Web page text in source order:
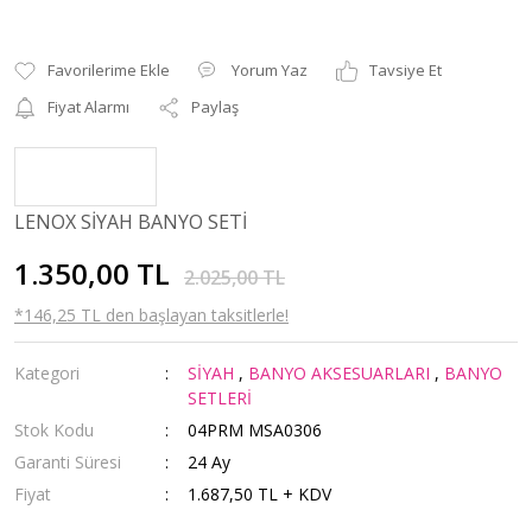
Yorum Yaz
Tavsiye Et
Fiyat Alarmı
Paylaş
LENOX SİYAH BANYO SETİ
1.350,00 TL 2.025,00 TL
*146,25 TL den başlayan taksitlerle!
Kategori SİYAH , BANYO AKSESUARLARI , BANYO
SETLERİ
Stok Kodu
04PRM MSA0306
Garanti Süresi
24 Ay
Fiyat
1.687,50 TL + KDV